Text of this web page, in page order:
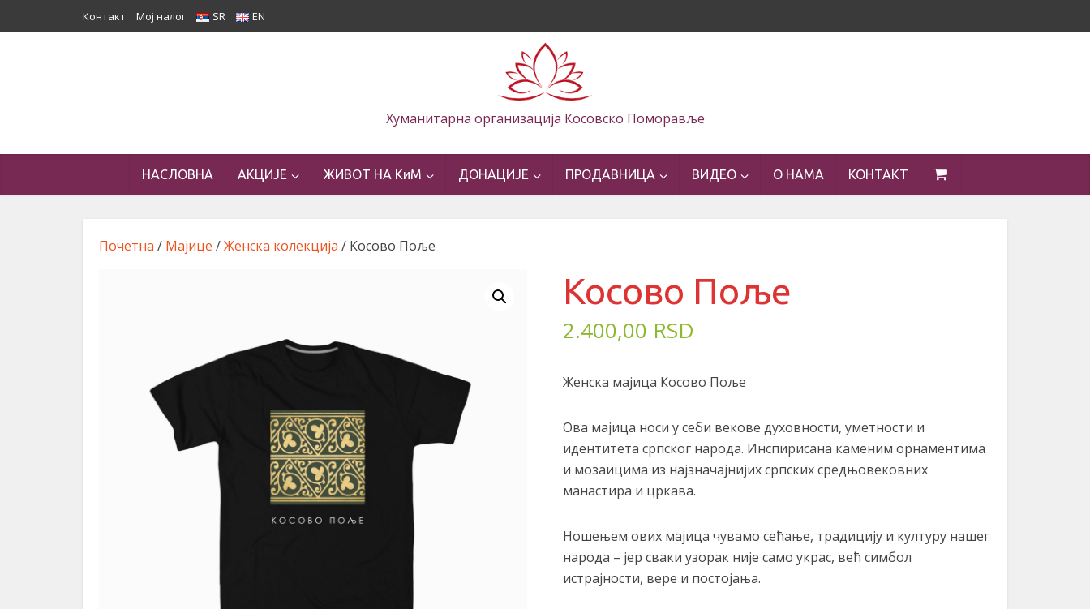
Контакт Мој налог SR EN
Хуманитарна организација Косовско Поморавље
НАСЛОВНА АКЦИЈЕ ЖИВОТ НА КиМ ДОНАЦИЈЕ ПРОДАВНИЦА ВИДЕО О НАМА КОНТАКТ
Почетна / Мајице /Женска колекција / Косово Поље
Косово Поље
2.400,00 RSD
Женска мајица Косово Поље
Ова мајица носи у себи векове духовности, уметности и
идентитета српског народа. Инспирисана каменим орнаментима
и мозаицима из најзначајнијих српских средњовековних
манастира и цркава.
Ношењем ових мајица чувамо сећање, традицију и културу нашег
народа – јер сваки узорак није само украс, већ симбол
истрајности, вере и постојања.